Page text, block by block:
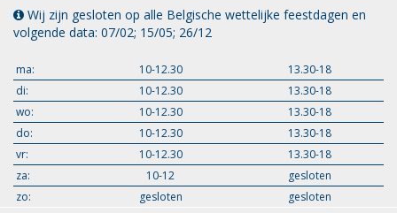
Wij zijn gesloten op alle Belgische wettelijke feestdagen en
volgende data: 07/02; 15/05; 26/12
ma: 10-12.30
13.30-18
di:
10-12.30
13.30-18
wo:
10-12.30
13.30-18
do:
10-12.30
13.30-18
vr:
10-12.30
13.30-18
za:
10-12
gesloten
zo:
gesloten gesloten